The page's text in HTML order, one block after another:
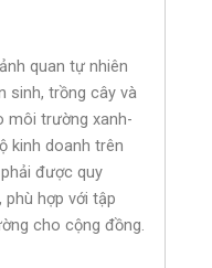
quan tự nhiên
sinh, trồng cây và
môi trường xanh-
kinh doanh trên
được quy
hợp với tập
cho cộng đồng.